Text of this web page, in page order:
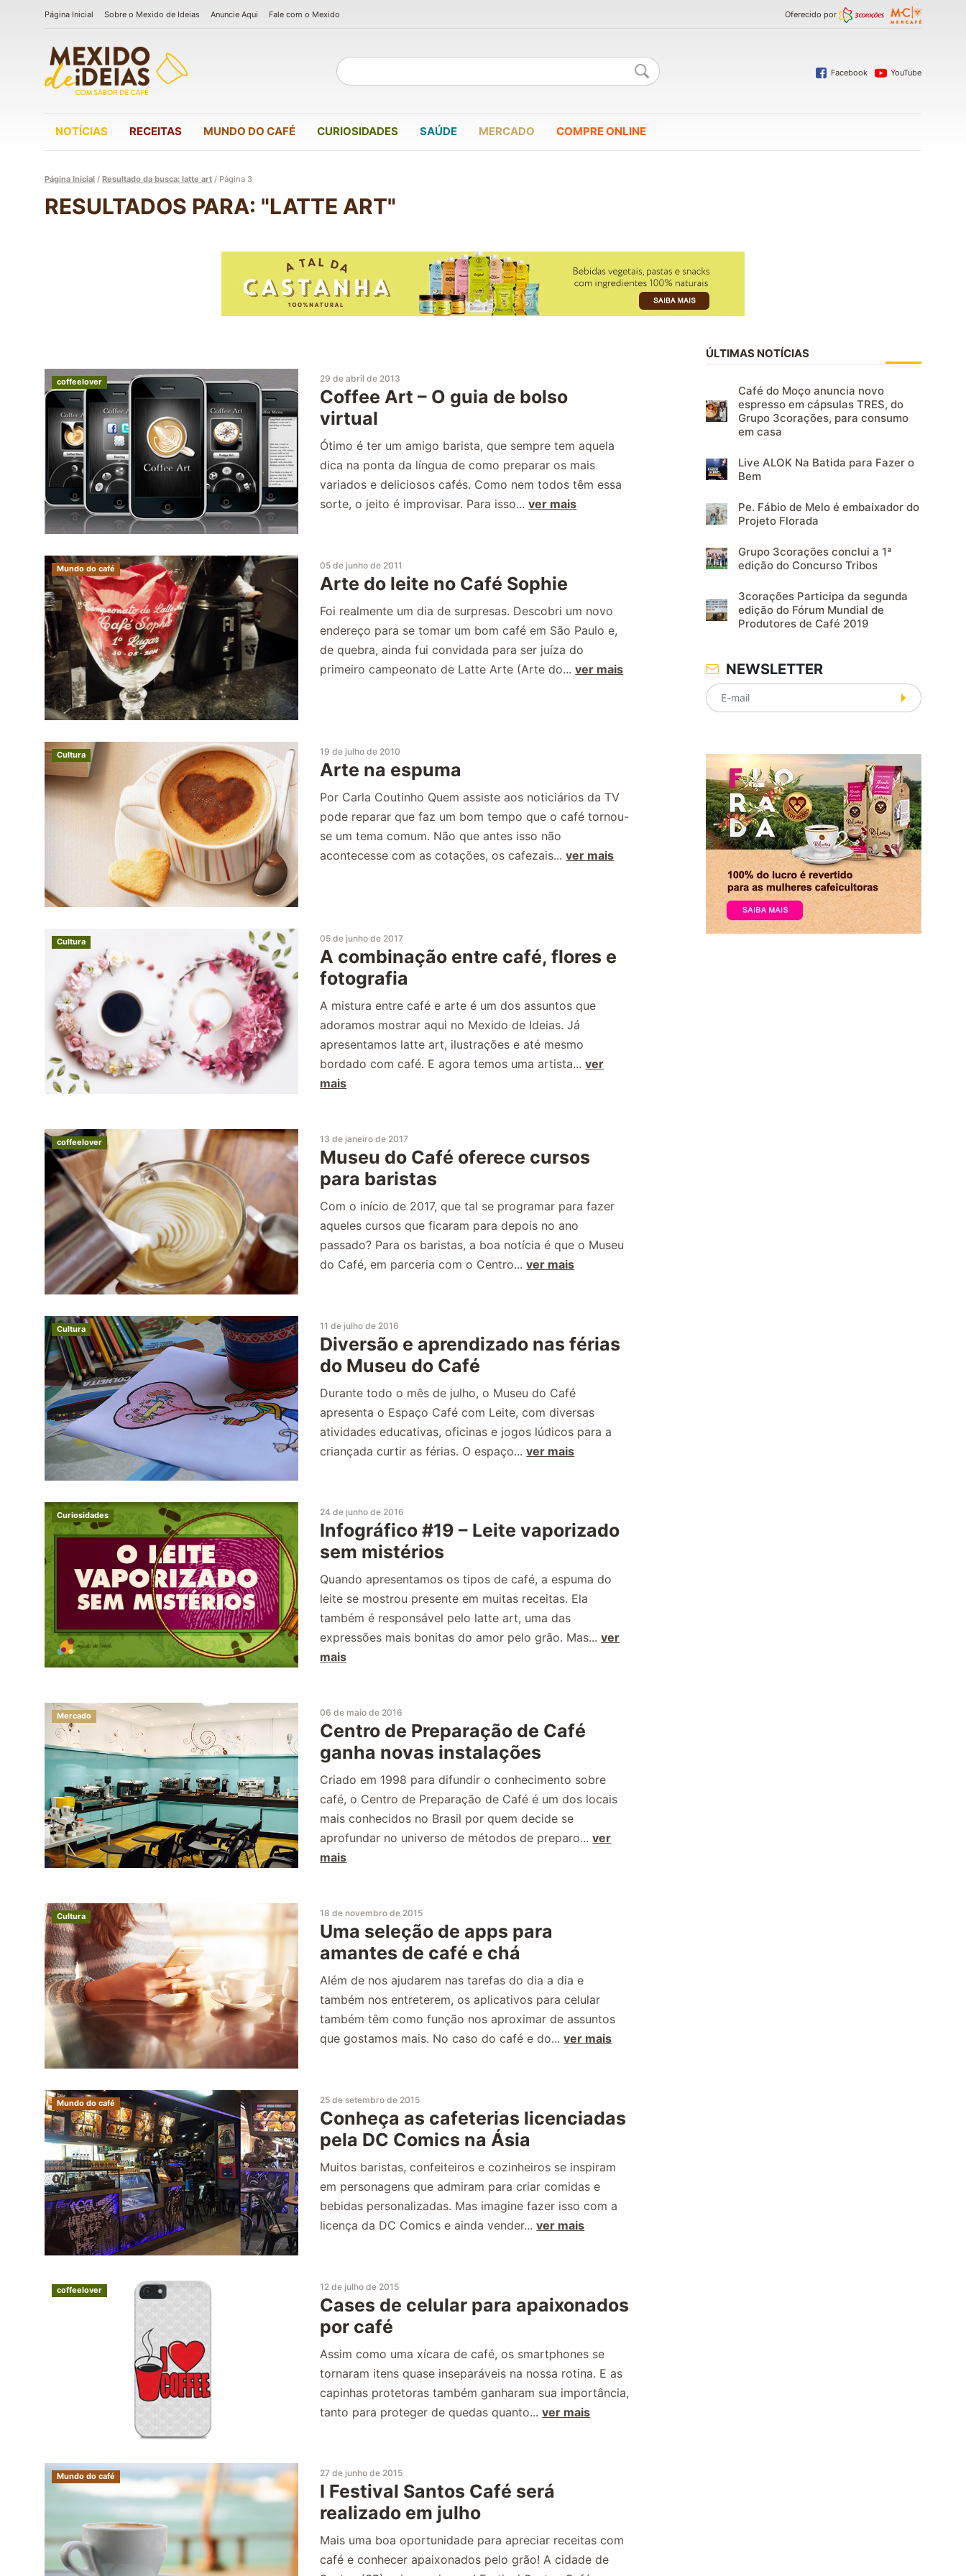
Página Inicial Sobre o Mexido de Ideias Anuncie Aqui Fale com o Mexido Oferecido por
Facebook YouTube
NOTÍCIAS RECEITAS MUNDO DO CAFÉ CURIOSIDADES SAÚDE MERCADO COMPRE ONLINE
Página Inicial / Resultado da busca: latte art / Página 3
RESULTADOS PARA: "LATTE ART"
coffeelover 29 de abril de 2013
Coffee Art – O guia de bolso
virtual
Ótimo é ter um amigo barista, que sempre tem aquela
dica na ponta da língua de como preparar os mais
variados e deliciosos cafés. Como nem todos têm essa
sorte, o jeito é improvisar. Para isso...ver mais
Mundo do café 05 de junho de 2011
Arte do leite no Café Sophie
Foi realmente um dia de surpresas. Descobri um novo
endereço para se tomar um bom café em São Paulo e,
de quebra, ainda fui convidada para ser juíza do
primeiro campeonato de Latte Arte (Arte do...ver mais
Cultura 19 de julho de 2010
Arte na espuma
Por Carla Coutinho Quem assiste aos noticiários da TV
pode reparar que faz um bom tempo que o café tornou-
se um tema comum. Não que antes isso não
acontecesse com as cotações, os cafezais...ver mais
Cultura 05 de junho de 2017
A combinação entre café, flores e
fotografia
A mistura entre café e arte é um dos assuntos que
adoramos mostrar aqui no Mexido de Ideias. Já
apresentamos latte art, ilustrações e até mesmo
bordado com café. E agora temos uma artista...ver
mais
coffeelover 13 de janeiro de 2017
Museu do Café oferece cursos
para baristas
Com o início de 2017, que tal se programar para fazer
aqueles cursos que ficaram para depois no ano
passado? Para os baristas, a boa notícia é que o Museu
do Café, em parceria com o Centro...ver mais
Cultura 11 de julho de 2016
Diversão e aprendizado nas férias
do Museu do Café
Durante todo o mês de julho, o Museu do Café
apresenta o Espaço Café com Leite, com diversas
atividades educativas, oficinas e jogos lúdicos para a
criançada curtir as férias. O espaço...ver mais
Curiosidades 24 de junho de 2016
Infográfico #19 – Leite vaporizado
sem mistérios
Quando apresentamos os tipos de café, a espuma do
leite se mostrou presente em muitas receitas. Ela
também é responsável pelo latte art, uma das
expressões mais bonitas do amor pelo grão. Mas...ver
mais
Mercado 06 de maio de 2016
Centro de Preparação de Café
ganha novas instalações
Criado em 1998 para difundir o conhecimento sobre
café, o Centro de Preparação de Café é um dos locais
mais conhecidos no Brasil por quem decide se
aprofundar no universo de métodos de preparo...ver
mais
Cultura 18 de novembro de 2015
Uma seleção de apps para
amantes de café e chá
Além de nos ajudarem nas tarefas do dia a dia e
também nos entreterem, os aplicativos para celular
também têm como função nos aproximar de assuntos
que gostamos mais. No caso do café e do...ver mais
Mundo do café 25 de setembro de 2015
Conheça as cafeterias licenciadas
pela DC Comics na Ásia
Muitos baristas, confeiteiros e cozinheiros se inspiram
em personagens que admiram para criar comidas e
bebidas personalizadas. Mas imagine fazer isso com a
licença da DC Comics e ainda vender...ver mais
coffeelover 12 de julho de 2015
Cases de celular para apaixonados
por café
Assim como uma xícara de café, os smartphones se
tornaram itens quase inseparáveis na nossa rotina. E as
capinhas protetoras também ganharam sua importância,
tanto para proteger de quedas quanto...ver mais
Mundo do café 27 de junho de 2015
I Festival Santos Café será
realizado em julho
Mais uma boa oportunidade para apreciar receitas com
café e conhecer apaixonados pelo grão! A cidade de
ÚLTIMAS NOTÍCIAS
Café do Moço anuncia novo
espresso em cápsulas TRES, do
Grupo 3corações, para consumo
em casa
Live ALOK Na Batida para Fazer o
Bem
Pe. Fábio de Melo é embaixador do
Projeto Florada
Grupo 3corações conclui a 1ª
edição do Concurso Tribos
3corações Participa da segunda
edição do Fórum Mundial de
Produtores de Café 2019
NEWSLETTER